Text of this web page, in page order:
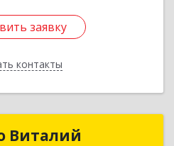
заявку
контакты
заявку
Назад
ВиталийВиталий